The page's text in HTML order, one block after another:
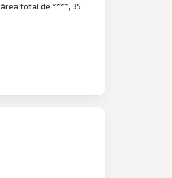
total de ****, 35